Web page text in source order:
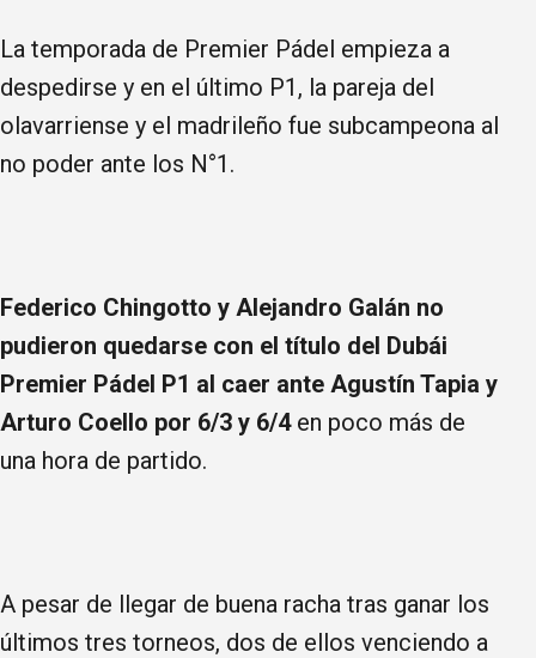
La temporada de Premier Pádel empieza a
despedirse y en el último P1, la pareja del
olavarriense y el madrileño fue subcampeona al
no poder ante los N°1.
Federico Chingotto y Alejandro Galán no
pudieron quedarse con el título del Dubái
Premier Pádel P1 al caer ante Agustín Tapia y
Arturo Coello por 6/3 y 6/4en poco más de
una hora de partido.
A pesar de llegar de buena racha tras ganar los
últimos tres torneos, dos de ellos venciendo a